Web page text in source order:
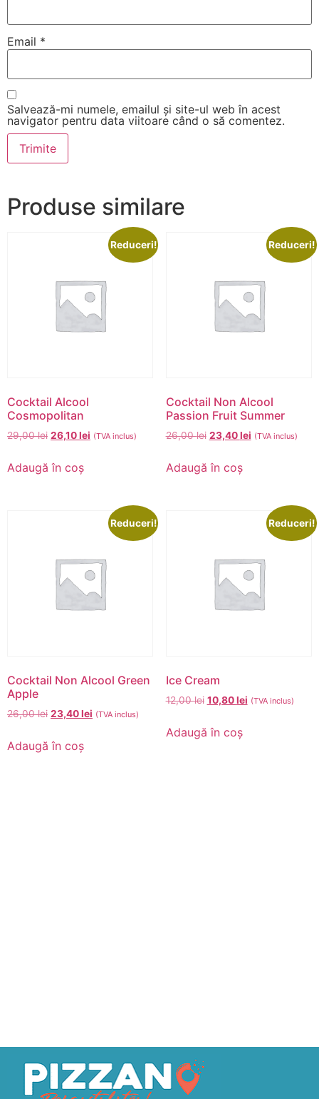
Email *
Salvează-mi numele, emailul și site-ul web în acest
navigator pentru data viitoare când o să comentez.
Produse similare
Reduceri!
Cocktail Alcool
Cosmopolitan
29,00lei 26,10lei (TVA inclus)
Adaugă în coș
Reduceri!
Cocktail Non Alcool
Passion Fruit Summer
26,00lei 23,40lei (TVA inclus)
Adaugă în coș
Reduceri!
Cocktail Non Alcool Green
Apple
26,00lei 23,40lei (TVA inclus)
Adaugă în coș
Reduceri!
Ice Cream
12,00lei 10,80lei (TVA inclus)
Adaugă în coș